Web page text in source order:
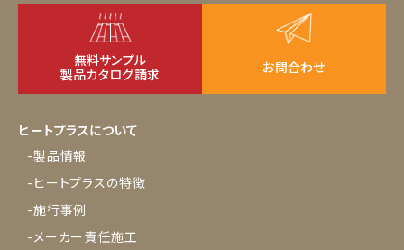
無料サンプル
製品カタログ請求
お問合わせ
ヒートプラスについて
-製品情報
-ヒートプラスの特徴
-施行事例
-メーカー責任施工